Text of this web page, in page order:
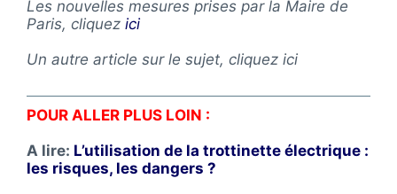
Les nouvelles mesures prises par la Maire de
Paris, cliquez ici
Un autre article sur le sujet, cliquez ici
POUR ALLER PLUS LOIN :
A lire: L’utilisation de la trottinette électrique :
les risques, les dangers ?